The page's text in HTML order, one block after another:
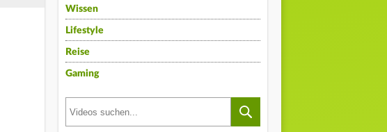
Wissen
Lifestyle
Reise
Gaming